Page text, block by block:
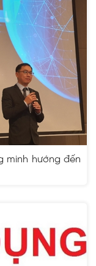
minh hướng đến